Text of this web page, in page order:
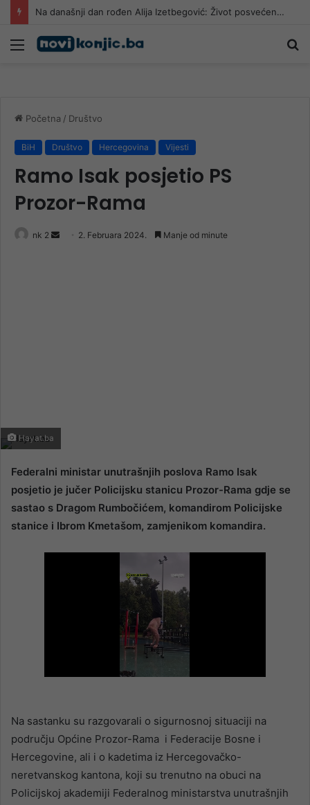
Na današnji dan rođen Alija Izetbegović: Život posvećen Bosni i Hercegovini
Meni
Početna / Društvo
BiH Društvo Hercegovina Vijesti
Ramo Isak posjetio PS
Prozor-Rama
nk 2
Send 2. Februara 2024. Manje od minute
Hayat.ba
Federalni ministar unutrašnjih poslova Ramo Isak
posjetio je jučer Policijsku stanicu Prozor-Rama gdje se
sastao s Dragom Rumbočićem, komandirom Policijske
stanice i Ibrom Kmetašom, zamjenikom komandira.
Na sastanku su razgovarali o sigurnosnoj situaciji na
području Općine Prozor-Rama i Federacije Bosne i
Hercegovine, ali i o kadetima iz Hercegovačko-
neretvanskog kantona, koji su trenutno na obuci na
Policijskoj akademiji Federalnog ministarstva unutrašnjih